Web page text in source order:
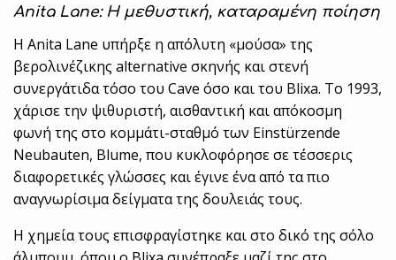
Anita Lane: Η μεθυστική, καταραμένη ποίηση
Η Anita Lane υπήρξε η απόλυτη «μούσα» της
βερολινέζικης alternative σκηνής και στενή
συνεργάτιδα τόσο του Cave όσο και του Blixa. Το 1993,
χάρισε την ψιθυριστή, αισθαντική και απόκοσμη
φωνή της στο κομμάτι-σταθμό των Einstürzende
Neubauten, Blume, που κυκλοφόρησε σε τέσσερις
διαφορετικές γλώσσες και έγινε ένα από τα πιο
αναγνωρίσιμα δείγματα της δουλειάς τους.
Η χημεία τους επισφραγίστηκε και στο δικό της σόλο